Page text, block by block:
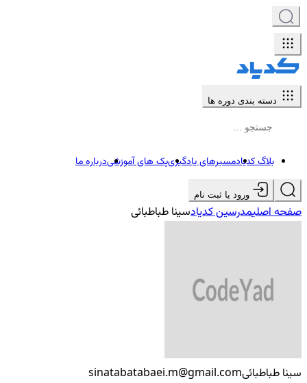
دسته بندی دوره ها
بلاگ کدیادمسیرهای یادگیریپک های آموزشیدرباره ما
ورود یا ثبت نام
صفحه اصلیمدرسین کدیادسینا طباطبائی
سینا طباطبائیsinatabatabaei.m@gmail.com